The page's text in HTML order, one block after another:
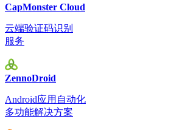
CapMonster Cloud
云端验证码识别
服务
ZennoDroid
Android应用自动化
多功能解决方案